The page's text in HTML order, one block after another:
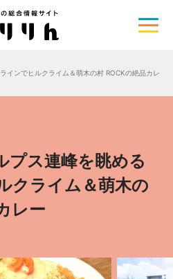
インでヒルクライム＆萌木の村 ROCKの絶品カレ
プス連峰を眺める
クライム＆萌木の
レー